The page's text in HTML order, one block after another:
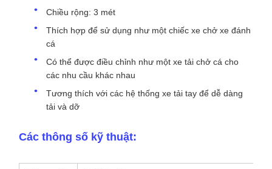
Chiều rộng: 3 mét
Thích hợp để sử dụng như một chiếc xe chở xe đánh
cá
Có thể được điều chỉnh như một xe tải chở cá cho
các nhu cầu khác nhau
Tương thích với các hệ thống xe tải tay để dễ dàng
tải và dỡ
Các thông số kỹ thuật: